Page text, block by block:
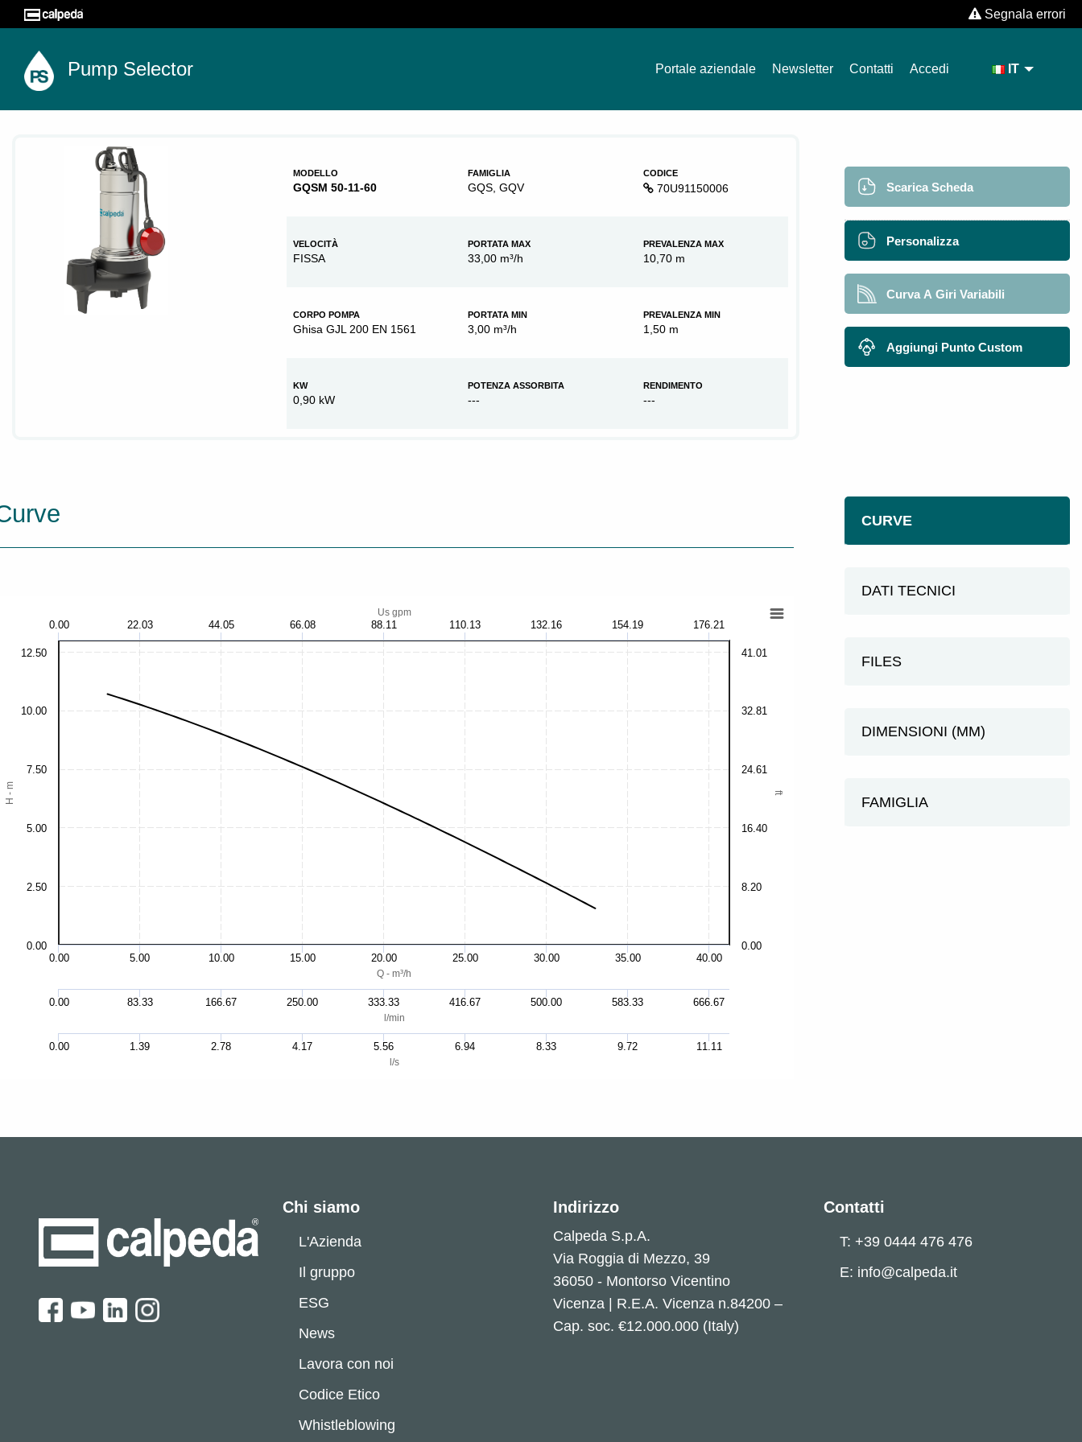
Segnala errori
Pump Selector Portale aziendale Newsletter Contatti Accedi IT
MODELLO
GQSM 50-11-60
FAMIGLIA
GQS, GQV
CODICE
70U91150006
VELOCITÀ
FISSA
PORTATA MAX
33,00 m³/h
PREVALENZA MAX
10,70 m
CORPO POMPA
Ghisa GJL 200 EN 1561
PORTATA MIN
3,00 m³/h
PREVALENZA MIN
1,50 m
KW
0,90 kW
POTENZA ASSORBITA
---
RENDIMENTO
---
Scarica Scheda
Personalizza
Curva A Giri Variabili
Aggiungi Punto Custom
Q - m³/h
l/min
l/s
Us gpm
H - m ft
0.00 5.00 10.00 15.00 20.00 25.00 30.00 35.00 40.00
0.00 83.33 166.67 250.00 333.33 416.67 500.00 583.33 666.67
0.00 1.39 2.78 4.17 5.56 6.94 8.33 9.72 11.11
0.00 22.03 44.05 66.08 88.11 110.13 132.16 154.19 176.21
0.00
10.00
2.50
5.00
7.50
12.50
0.00
32.81
8.20
16.40
24.61
41.01
CURVE
DATI TECNICI
FILES
DIMENSIONI (MM)
FAMIGLIA
Chi siamo
L'Azienda
Il gruppo
ESG
News
Lavora con noi
Codice Etico
Whistleblowing
Indirizzo
Calpeda S.p.A.
Via Roggia di Mezzo, 39
36050 - Montorso Vicentino
Vicenza | R.E.A. Vicenza n.84200 –
Cap. soc. €12.000.000 (Italy)
Contatti
T: +39 0444 476 476
E: info@calpeda.it